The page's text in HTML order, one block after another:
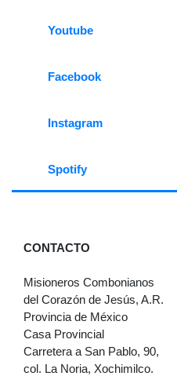
Youtube
Facebook
Instagram
Spotify
CONTACTO
Misioneros Combonianos
del Corazón de Jesús, A.R.
Provincia de México
Casa Provincial
Carretera a San Pablo, 90,
col. La Noria, Xochimilco.